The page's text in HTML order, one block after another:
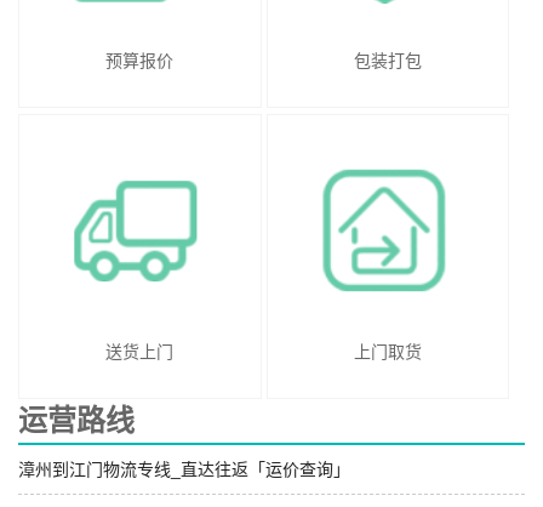
预算报价 包装打包
送货上门 上门取货
运营路线
漳州到江门物流专线_直达往返「运价查询」